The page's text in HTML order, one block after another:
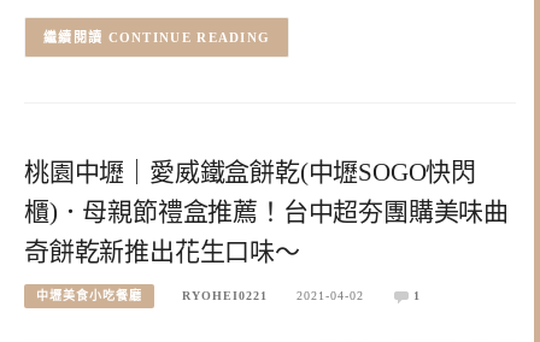
CONTINUE READING
桃園中壢｜愛威鐵盒餅乾(中壢SOGO快閃
櫃)．母親節禮盒推薦！台中超夯團購美味曲
奇餅乾新推出花生口味～
中壢美食小吃餐廳 RYOHEI0221 2021-04-02 1